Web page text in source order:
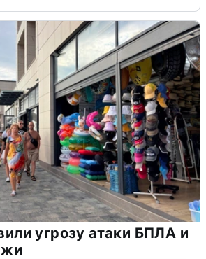
угрозу атаки БПЛА и